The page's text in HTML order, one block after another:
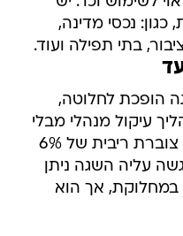
כגון: נכסי מדינה,
בתי תפילה ועוד.
הופכת לחלוטה,
עיקול מנהלי מבלי
להידרש לבית משפט, וכן היא צוברת ריבית של 6%
עליה השגה ניתן
אך הוא